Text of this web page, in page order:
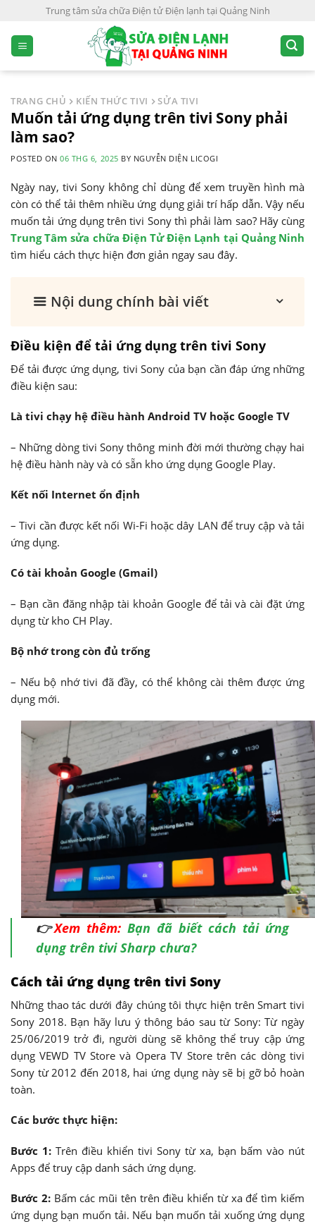
Trung tâm sửa chữa Điện tử Điện lạnh tại Quảng Ninh
TRANG CHỦ KIẾN THỨC TIVI SỬA TIVI
Muốn tải ứng dụng trên tivi Sony phải
làm sao?
POSTED ON06 THG 6, 2025 BY NGUYỄN DIỆN LICOGI
Ngày nay, tivi Sony không chỉ dùng để xem truyền hình mà
còn có thể tải thêm nhiều ứng dụng giải trí hấp dẫn. Vậy nếu
muốn tải ứng dụng trên tivi Sony thì phải làm sao? Hãy cùng
Trung Tâm sửa chữa Điện Tử Điện Lạnh tại Quảng Ninh
tìm hiểu cách thực hiện đơn giản ngay sau đây.
Nội dung chính bài viết
Điều kiện để tải ứng dụng trên tivi Sony
Để tải được ứng dụng, tivi Sony của bạn cần đáp ứng những
điều kiện sau:
Là tivi chạy hệ điều hành Android TV hoặc Google TV
– Những dòng tivi Sony thông minh đời mới thường chạy hai
hệ điều hành này và có sẵn kho ứng dụng Google Play.
Kết nối Internet ổn định
– Tivi cần được kết nối Wi-Fi hoặc dây LAN để truy cập và tải
ứng dụng.
Có tài khoản Google (Gmail)
– Bạn cần đăng nhập tài khoản Google để tải và cài đặt ứng
dụng từ kho CH Play.
Bộ nhớ trong còn đủ trống
– Nếu bộ nhớ tivi đã đầy, có thể không cài thêm được ứng
dụng mới.
👉Xem thêm: Bạn đã biết cách tải ứng
dụng trên tivi Sharp chưa?
Cách tải ứng dụng trên tivi Sony
Những thao tác dưới đây chúng tôi thực hiện trên Smart tivi
Sony 2018. Bạn hãy lưu ý thông báo sau từ Sony: Từ ngày
25/06/2019 trở đi, người dùng sẽ không thể truy cập ứng
dụng VEWD TV Store và Opera TV Store trên các dòng tivi
Sony từ 2012 đến 2018, hai ứng dụng này sẽ bị gỡ bỏ hoàn
toàn.
Các bước thực hiện:
Bước 1: Trên điều khiển tivi Sony từ xa, bạn bấm vào nút
Apps để truy cập danh sách ứng dụng.
Bước 2: Bấm các mũi tên trên điều khiển từ xa để tìm kiếm
ứng dụng bạn muốn tải. Nếu bạn muốn tải xuống ứng dụng